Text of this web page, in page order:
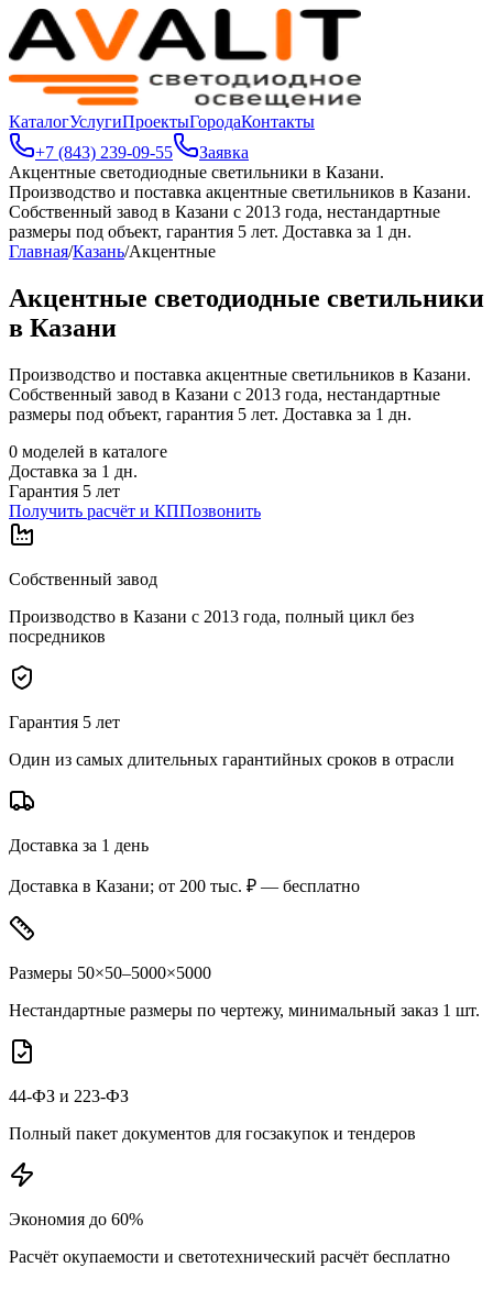
КаталогУслугиПроектыГородаКонтакты
+7 (843) 239-09-55
Заявка
Акцентные светодиодные светильники в Казани.
Производство и поставка акцентные светильников в Казани.
Собственный завод в Казани с 2013 года, нестандартные
размеры под объект, гарантия 5 лет. Доставка за 1 дн.
Главная/Казань/Акцентные
Акцентные светодиодные светильники
в Казани
Производство и поставка акцентные светильников в Казани.
Собственный завод в Казани с 2013 года, нестандартные
размеры под объект, гарантия 5 лет. Доставка за 1 дн.
0 моделей в каталоге
Доставка за 1 дн.
Гарантия 5 лет
Получить расчёт и КППозвонить
Собственный завод
Производство в Казани с 2013 года, полный цикл без
посредников
Гарантия 5 лет
Один из самых длительных гарантийных сроков в отрасли
Доставка за 1 день
Доставка в Казани; от 200 тыс. ₽ — бесплатно
Размеры 50×50–5000×5000
Нестандартные размеры по чертежу, минимальный заказ 1 шт.
44-ФЗ и 223-ФЗ
Полный пакет документов для госзакупок и тендеров
Экономия до 60%
Расчёт окупаемости и светотехнический расчёт бесплатно